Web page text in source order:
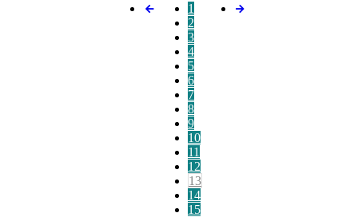
1
2
3
4
5
6
7
8
9
10
11
12
13
14
15